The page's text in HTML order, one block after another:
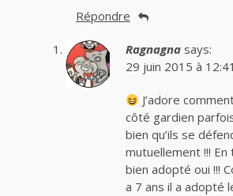
Répondre
Ragnagna says:
29 juin 2015 à 12:41
J’adore
côté gardien
bien qu’ils se
mutuellement !!! En
bien adopté oui !!!
a 7 ans il a adopté